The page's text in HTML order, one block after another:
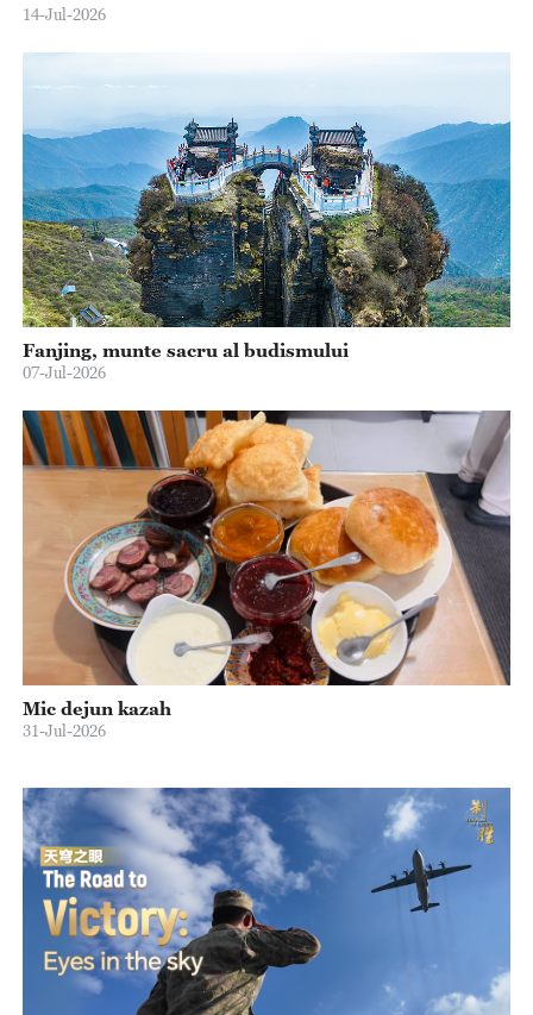
14-Jul-2026
Fanjing, munte sacru al budismului
07-Jul-2026
Mic dejun kazah
31-Jul-2026